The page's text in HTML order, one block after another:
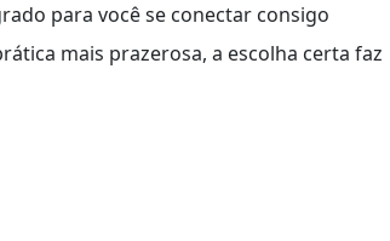
para você se conectar consigo
mais prazerosa, a escolha certa faz